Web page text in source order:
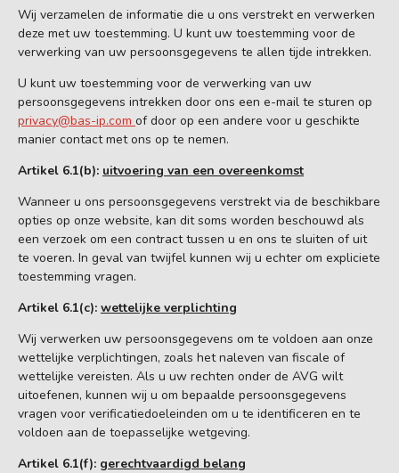
Wij verzamelen de informatie die u ons verstrekt en verwerken
deze met uw toestemming. U kunt uw toestemming voor de
verwerking van uw persoonsgegevens te allen tijde intrekken.
U kunt uw toestemming voor de verwerking van uw
persoonsgegevens intrekken door ons een e-mail te sturen op
privacy@bas-ip.com of door op een andere voor u geschikte
manier contact met ons op te nemen.
Artikel 6.1(b): uitvoering van een overeenkomst
Wanneer u ons persoonsgegevens verstrekt via de beschikbare
opties op onze website, kan dit soms worden beschouwd als
een verzoek om een contract tussen u en ons te sluiten of uit
te voeren. In geval van twijfel kunnen wij u echter om expliciete
toestemming vragen.
Artikel 6.1(c): wettelijke verplichting
Wij verwerken uw persoonsgegevens om te voldoen aan onze
wettelijke verplichtingen, zoals het naleven van fiscale of
wettelijke vereisten. Als u uw rechten onder de AVG wilt
uitoefenen, kunnen wij u om bepaalde persoonsgegevens
vragen voor verificatiedoeleinden om u te identificeren en te
voldoen aan de toepasselijke wetgeving.
Artikel 6.1(f): gerechtvaardigd belang